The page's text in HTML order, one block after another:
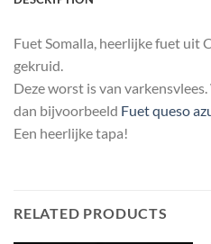
Fuet Somalla, heerlijke fuet uit
gekruid.
Deze worst is van
dan bijvoorbeeld Fuet queso
Een heerlijke tapa!
RELATED PRODUCTS